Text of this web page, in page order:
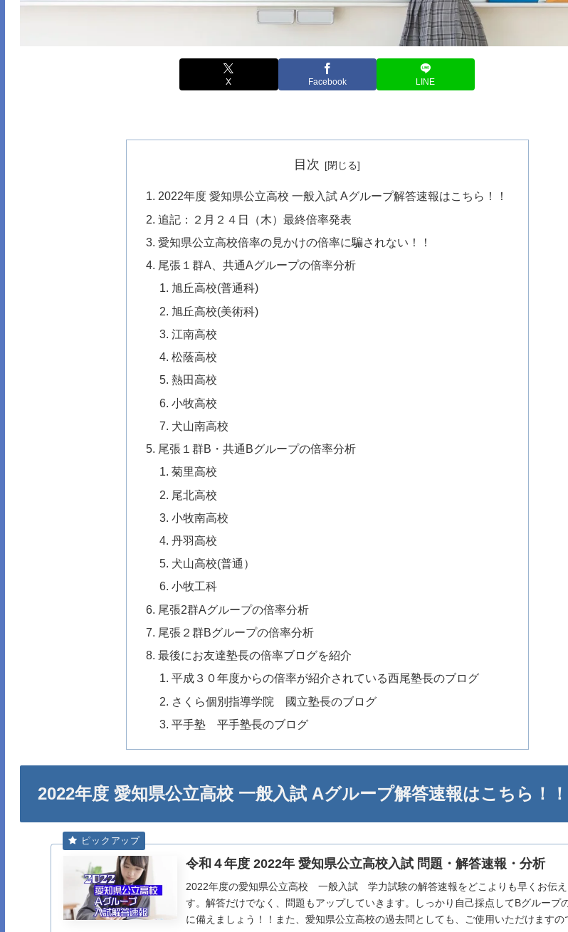
X Facebook LINE
目次
2022年度 愛知県公立高校 一般入試 Aグループ解答速報はこちら！！
追記：２月２４日（木）最終倍率発表
愛知県公立高校倍率の見かけの倍率に騙されない！！
尾張１群A、共通Aグループの倍率分析
旭丘高校(普通科)
旭丘高校(美術科)
江南高校
松蔭高校
熱田高校
小牧高校
犬山南高校
尾張１群B・共通Bグループの倍率分析
菊里高校
尾北高校
小牧南高校
丹羽高校
犬山高校(普通）
小牧工科
尾張2群Aグループの倍率分析
尾張２群Bグループの倍率分析
最後にお友達塾長の倍率ブログを紹介
平成３０年度からの倍率が紹介されている西尾塾長のブログ
さくら個別指導学院 國立塾長のブログ
平手塾 平手塾長のブログ
2022年度 愛知県公立高校 一般入試 Aグループ解答速報はこちら！！
令和４年度 2022年 愛知県公立高校入試 問題・解答速報・分析
2022年度の愛知県公立高校 一般入試 学力試験の解答速報をどこよりも早くお伝え
す。解答だけでなく、問題もアップしていきます。しっかり自己採点してBグループ
に備えましょう！！また、愛知県公立高校の過去問としても、ご使用いただけますの